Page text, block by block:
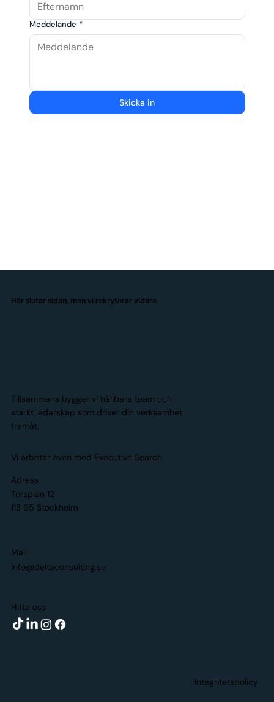
Meddelande *
Skicka in
Här slutar sidan, men vi rekryterar vidare.
Tillsammans bygger vi hållbara team och
starkt ledarskap som driver din verksamhet
framåt.
Vi arbetar även med Executive Search
Adress
Torsplan 12
113 65 Stockholm
Mail
info@deltaconsulting.se
Hitta oss
Integritetspolicy